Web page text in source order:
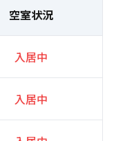
空室状況
入居中
入居中